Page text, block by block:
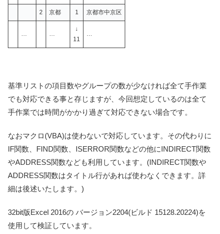
2 京都 1 京都市中京区
… …
↓
11
…
基準リストの項目数やグループの数が少なければ全て手作業
でも対応できる事と存じますが、今回想定しているのは全て
手作業では時間がかかり過ぎて対応できない場合です。
なおマクロ(VBA)は使わないで対応しています。その代わりに
IF関数、FIND関数、ISERROR関数などの他にINDIRECT関数
やADDRESS関数なども利用しています。(INDIRECT関数や
ADDRESS関数はタイトル行があれば使わなくできます。詳
細は後述いたします。)
32bit版Excel 2016の バージョン2204(ビルド 15128.20224)を
使用して検証しています。